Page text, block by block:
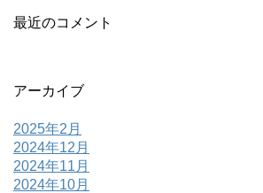
最近のコメント
アーカイブ
2025年2月
2024年12月
2024年11月
2024年10月